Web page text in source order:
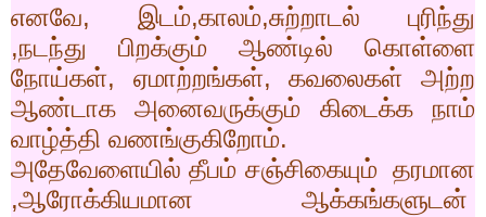
எனவே, இடம்,காலம்,சுற்றாடல் புரிந்து
,நடந்து பிறக்கும் ஆண்டில் கொள்ளை
நோய்கள், ஏமாற்றங்கள்,கவலைகள் அற்ற
ஆண்டாக அனைவருக்கும் கிடைக்க நாம்
வாழ்த்தி வணங்குகிறோம்.
அதேவேளையில் தீபம் சஞ்சிகையும் தரமான
,ஆரோக்கியமான ஆக்கங்களுடன்